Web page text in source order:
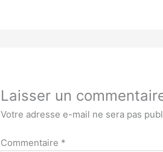
Laisser un
Votre adresse e-mail ne sera pas
Commentaire *